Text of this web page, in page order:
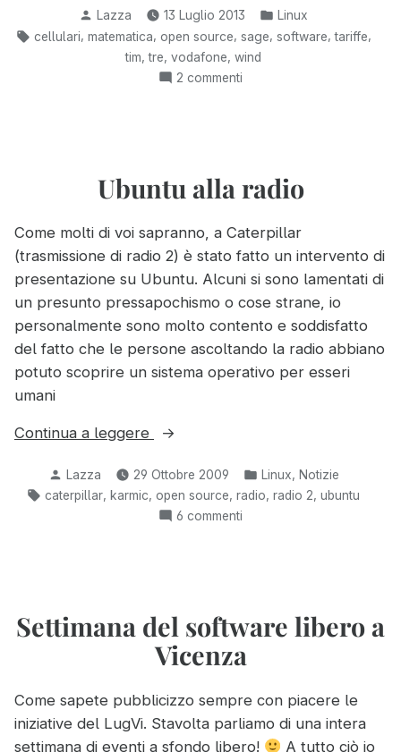
per
risparmiare
sulla
“bolletta”
Pubblicato
da
Lazza 13 Luglio 2013
Pubblicato
in:
Linux
Tag:
cellulari, matematica, open source, sage, software,tariffe,
tim ,tre vodafone wind
2 commenti
“bolletta”
telefonino
Ubuntu alla radio
Come molti di voi sapranno, a Caterpillar
(trasmissione di radio 2) è stato fatto un intervento di
presentazione su Ubuntu. Alcuni si sono lamentati di
un presunto pressapochismo o cose strane, io
personalmente sono molto contento e soddisfatto
del fatto che le persone ascoltando la radio abbiano
potuto scoprire un sistema operativo per esseri
umani
Continua a leggere
“Ubuntu
radio”
Pubblicato
da
Lazza 29 Ottobre 2009
Pubblicato
in:
Linux
Notizie
Tag:
caterpillar karmic open source radio radio 2 ubuntu
6 commenti
Settimana del software libero a
Vicenza
Come sapete pubblicizzo sempre con piacere le
iniziative del LugVi. Stavolta parliamo di una intera
settimana di eventi a sfondo libero!
A tutto ciò io